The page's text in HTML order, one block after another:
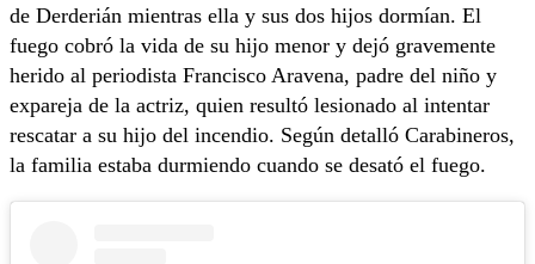
de Derderián mientras ella y sus dos hijos dormían. El
fuego cobró la vida de su hijo menor y dejó gravemente
herido al periodista Francisco Aravena, padre del niño y
expareja de la actriz, quien resultó lesionado al intentar
rescatar a su hijo del incendio. Según detalló Carabineros,
la familia estaba durmiendo cuando se desató el fuego.